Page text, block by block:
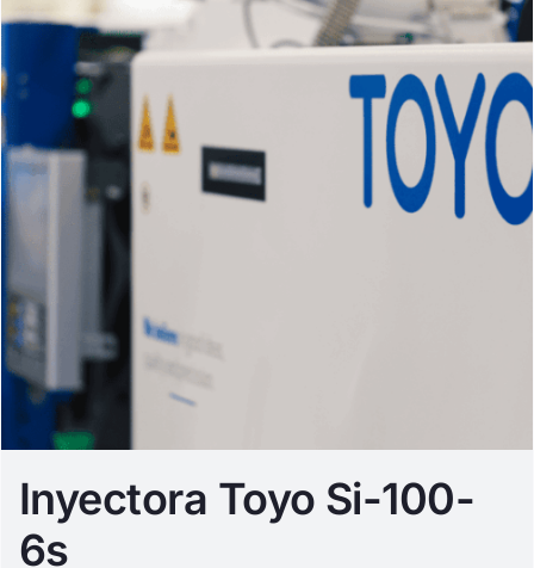
Inyectora Toyo Si-100-
6s